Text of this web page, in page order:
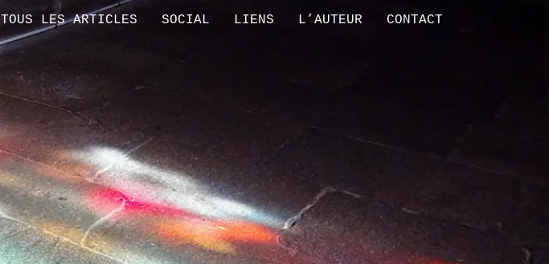
TOUS LES ARTICLES SOCIAL LIENS L’AUTEUR CONTACT